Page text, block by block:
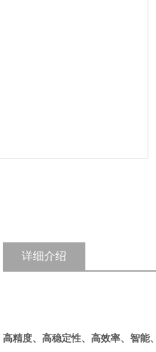
详细介绍
高精度、高稳定性、高效率、智能